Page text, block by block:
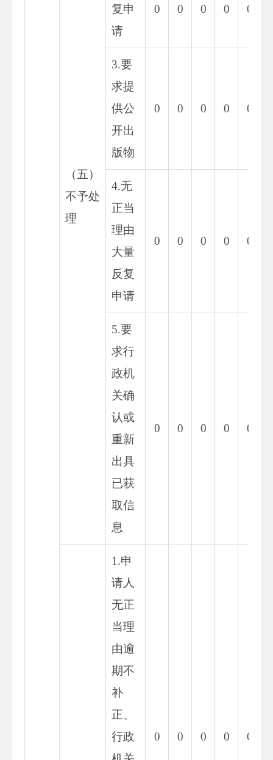
（五）
不予处
理
复申
请
0 0 0 0 0
3.要
求提
供公
开出
版物
0 0 0 0 0
4.无
正当
理由
大量
反复
申请
0 0 0 0 0
5.要
求行
政机
关确
认或
重新
出具
已获
取信
息
0 0 0 0 0
1.申
请人
无正
当理
由逾
期不
补
正、
行政
0 0 0 0 0